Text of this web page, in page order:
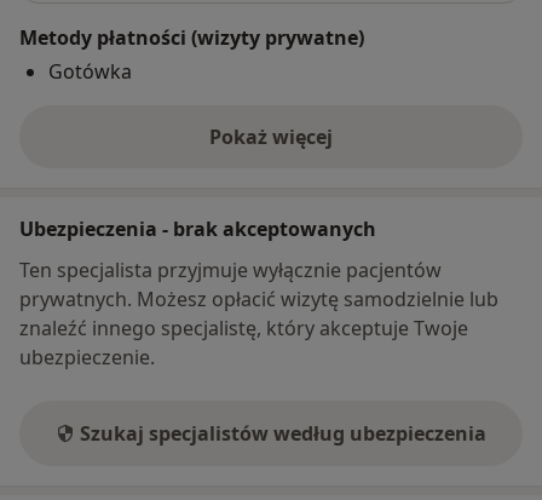
Metody płatności (wizyty prywatne)
Gotówka
Pokaż więcej
o adresie
Ubezpieczenia - brak akceptowanych
Ten specjalista przyjmuje wyłącznie pacjentów
prywatnych. Możesz opłacić wizytę samodzielnie lub
znaleźć innego specjalistę, który akceptuje Twoje
ubezpieczenie.
Szukaj specjalistów według ubezpieczenia